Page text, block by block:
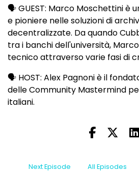
🗣 GUEST: Marco Moschettini è
e pioniere nelle soluzioni di
decentralizzate. Da quando
tra i banchi dell'università,
tecnico attraverso varie fasi di
🗣 HOST: Alex Pagnoni è il
delle Community Mastermind
italiani.
Next Episode All Episodes